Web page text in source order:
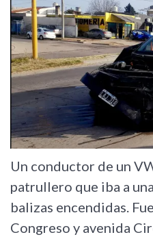
Un conductor de un
patrullero que iba a
balizas encendidas.
Congreso y avenida